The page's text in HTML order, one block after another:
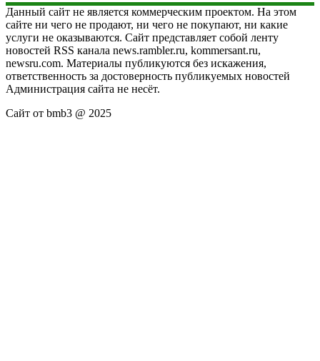
Данный сайт не является коммерческим проектом. На этом
сайте ни чего не продают, ни чего не покупают, ни какие
услуги не оказываются. Сайт представляет собой ленту
новостей RSS канала news.rambler.ru, kommersant.ru,
newsru.com. Материалы публикуются без искажения,
ответственность за достоверность публикуемых новостей
Администрация сайта не несёт.
Сайт от bmb3 @ 2025